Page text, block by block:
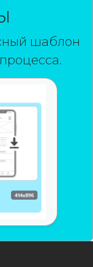
шаблон